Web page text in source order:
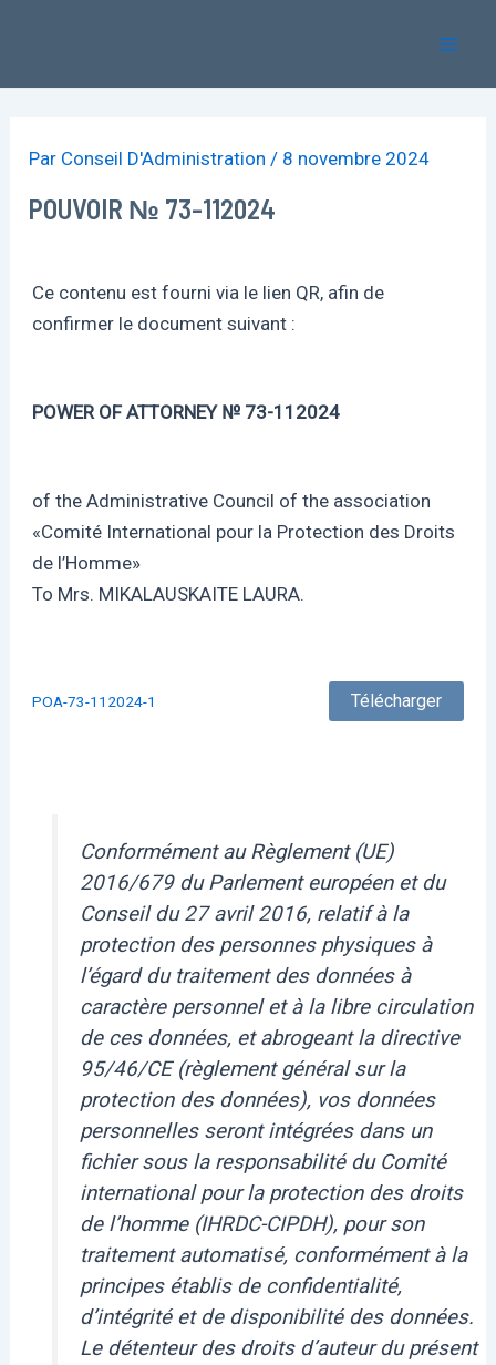
Par Conseil D'Administration/ 8 novembre 2024
POUVOIR № 73-112024
Ce contenu est fourni via le lien QR, afin de
confirmer le document suivant :
POWER OF ATTORNEY № 73-112024
of the Administrative Council of the association
«Comité International pour la Protection des Droits
de l’Homme»
To Mrs. MIKALAUSKAITE LAURA.
POA-73-112024-1 Télécharger
Conformément au Règlement (UE)
2016/679 du Parlement européen et du
Conseil du 27 avril 2016, relatif à la
protection des personnes physiques à
l’égard du traitement des données à
caractère personnel et à la libre circulation
de ces données, et abrogeant la directive
95/46/CE (règlement général sur la
protection des données), vos données
personnelles seront intégrées dans un
fichier sous la responsabilité du Comité
international pour la protection des droits
de l’homme (IHRDC-CIPDH), pour son
traitement automatisé, conformément à la
principes établis de confidentialité,
d’intégrité et de disponibilité des données.
Le détenteur des droits d’auteur du présent